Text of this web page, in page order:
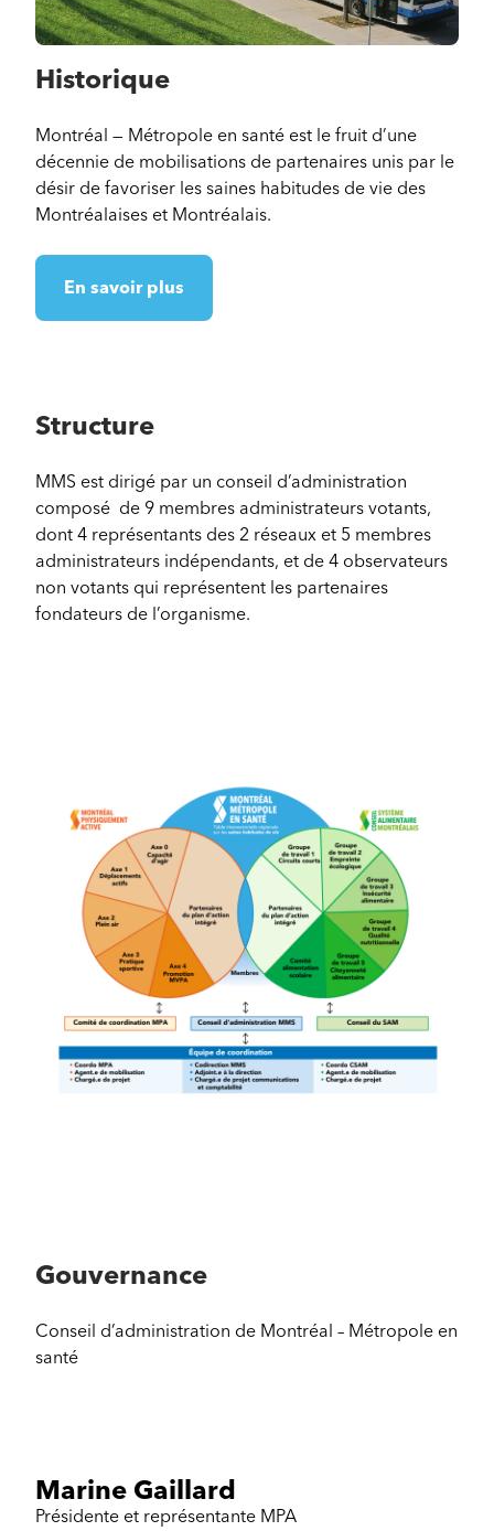
Historique
Montréal — Métropole en santé est le fruit d’une
décennie de mobilisations de partenaires unis par le
désir de favoriser les saines habitudes de vie des
Montréalaises et Montréalais.
En savoir plus
Structure
MMS est dirigé par un conseil d’administration
composé de 9 membres administrateurs votants,
dont 4 représentants des 2 réseaux et 5 membres
administrateurs indépendants, et de 4 observateurs
non votants qui représentent les partenaires
fondateurs de l’organisme.
Santé
Gouvernance
Conseil d’administration de Montréal – Métropole en
santé
Marine Gaillard
Présidente et représentante MPA